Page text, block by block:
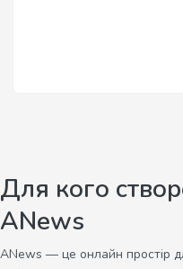
Для кого
ANews
ANews — це онлайн простір